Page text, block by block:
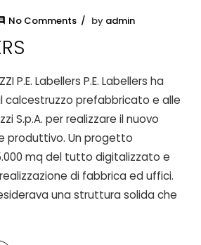
No Comments by admin
P.E. Labellers P.E. Labellers ha
calcestruzzo prefabbricato e alle
S.p.A. per realizzare il nuovo
produttivo. Un progetto
mq del tutto digitalizzato e
di fabbrica ed uffici.
una struttura solida che